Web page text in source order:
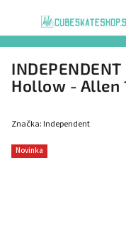
Hollow - Allen
Novinka
Značka: Independent